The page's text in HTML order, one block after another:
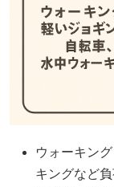
ウォーキン
キングなど